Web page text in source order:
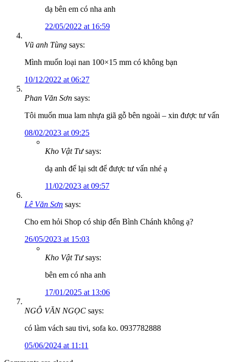
dạ bên em có nha anh
22/05/2022 at 16:59
Vũ anh Tùng says:
Mình muốn loại nan 100×15 mm có không bạn
10/12/2022 at 06:27
Phan Văn Sơn says:
Tôi muốn mua lam nhựa giã gỗ bên ngoài – xin được tư vấn
08/02/2023 at 09:25
Kho Vật Tư says:
dạ anh để lại sdt để được tư vấn nhé ạ
11/02/2023 at 09:57
Lê Văn Sơn says:
Cho em hỏi Shop có ship đến Bình Chánh không ạ?
26/05/2023 at 15:03
Kho Vật Tư says:
bên em có nha anh
17/01/2025 at 13:06
NGÔ VĂN NGỌC says:
có làm vách sau tivi, sofa ko. 0937782888
05/06/2024 at 11:11